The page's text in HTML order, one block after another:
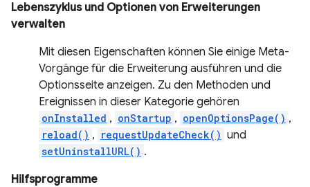
Lebenszyklus und Optionen von Erweiterungen
verwalten
Mit diesen Eigenschaften können Sie einige Meta-
Vorgänge für die Erweiterung ausführen und die
Optionsseite anzeigen. Zu den Methoden und
Ereignissen in dieser Kategorie gehören
onInstalled , onStartup , openOptionsPage() ,
reload() , requestUpdateCheck() und
setUninstallURL() .
Hilfsprogramme